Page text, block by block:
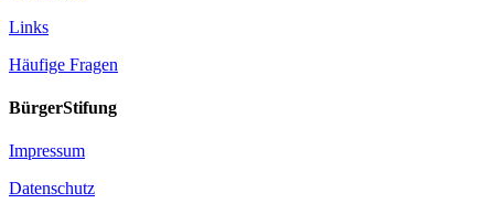
Links
Häufige Fragen
BürgerStifung
Impressum
Datenschutz